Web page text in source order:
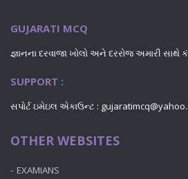
GUJARATI MCQ
જ્ઞાનના દરવાજા ખોલો અને દરરોજ અમારી સાથે
SUPPORT :
સપોર્ટ ઇમેઇલ એકાઉન્ટ :
OTHER WEBSITES
EXAMIANS